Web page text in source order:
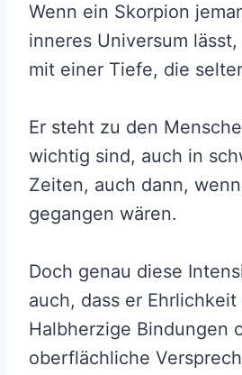
Wenn ein Skorpion
inneres Universum
mit einer Tiefe, die
Er steht zu den
wichtig sind, auch in
Zeiten, auch dann,
gegangen wären.
Doch genau diese
auch, dass er
Halbherzige Bindungen
oberflächliche